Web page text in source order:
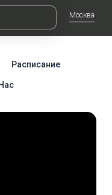
Москва
Расписание